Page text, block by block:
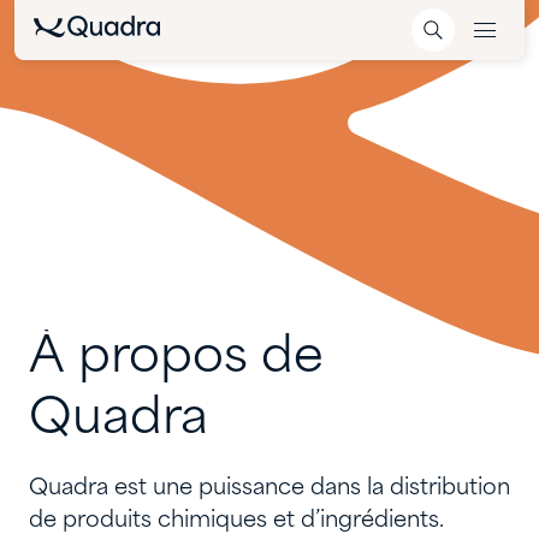
À propos de
Quadra
Quadra est une puissance dans la distribution
de produits chimiques et d’ingrédients.